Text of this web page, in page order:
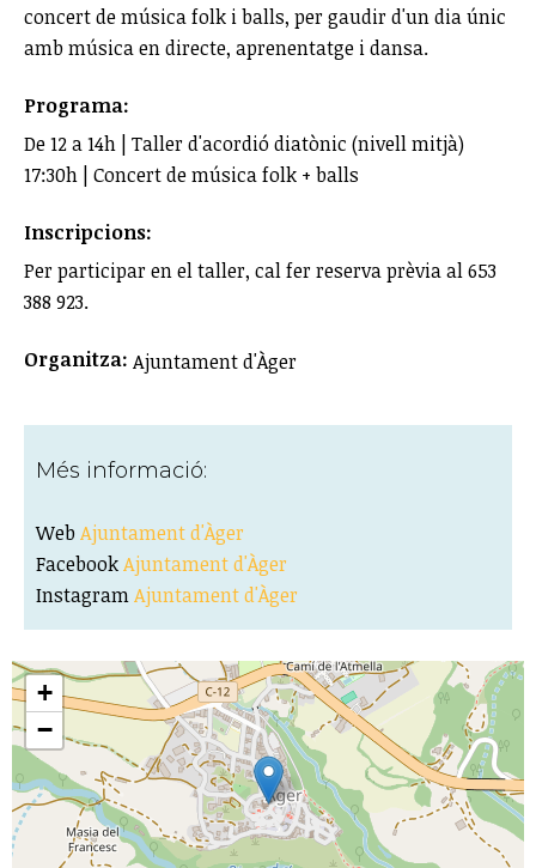
concert de música folk i balls, per gaudir d'un dia únic
amb música en directe, aprenentatge i dansa.
Programa:
De 12 a 14h | Taller d'acordió diatònic (nivell mitjà)
17:30h | Concert de música folk + balls
Inscripcions:
Per participar en el taller, cal fer reserva prèvia al 653
388 923.
Organitza: Ajuntament d'Àger
Més informació:
Web Ajuntament d'Àger​
FacebookAjuntament d'Àger
InstagramAjuntament d'Àger
+
−